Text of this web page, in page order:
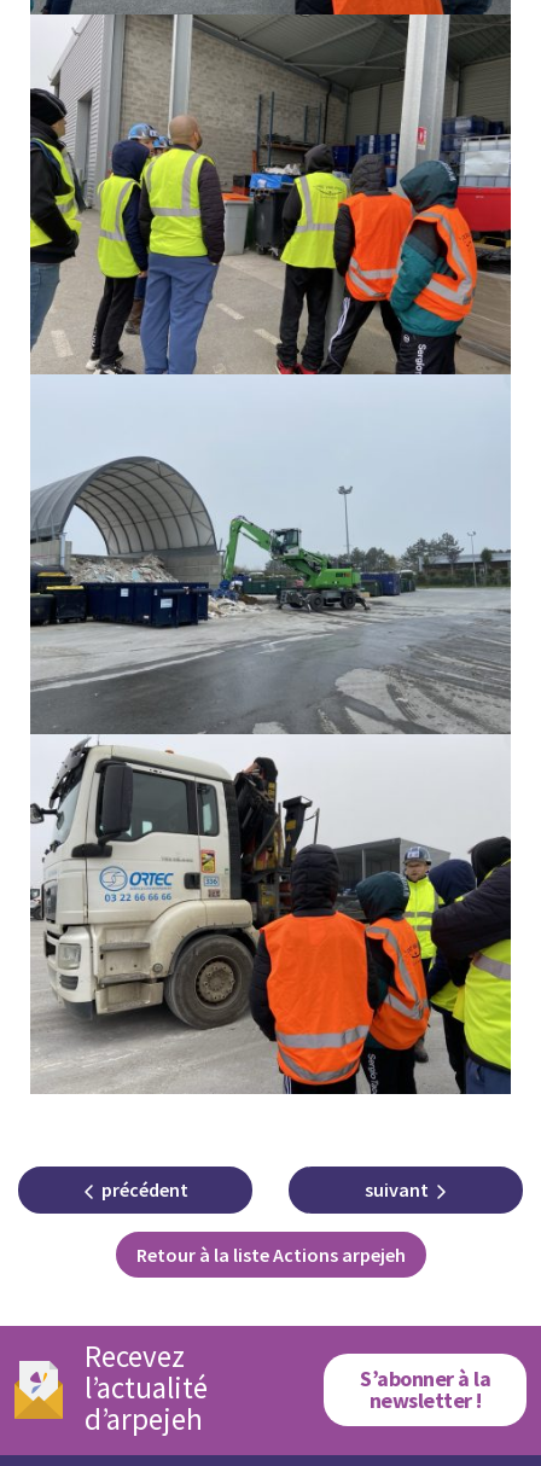
précédent
Retour à la liste Actions arpejeh
suivant
Recevez
l’actualité
d’arpejeh
S’abonner à la
newsletter !